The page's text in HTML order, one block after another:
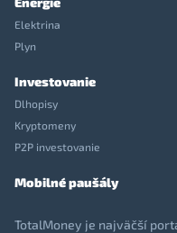
Elektrina
Plyn
Investovanie
Dlhopisy
Kryptomeny
P2P investovanie
Mobilné paušály
TotalMoney je najväčší